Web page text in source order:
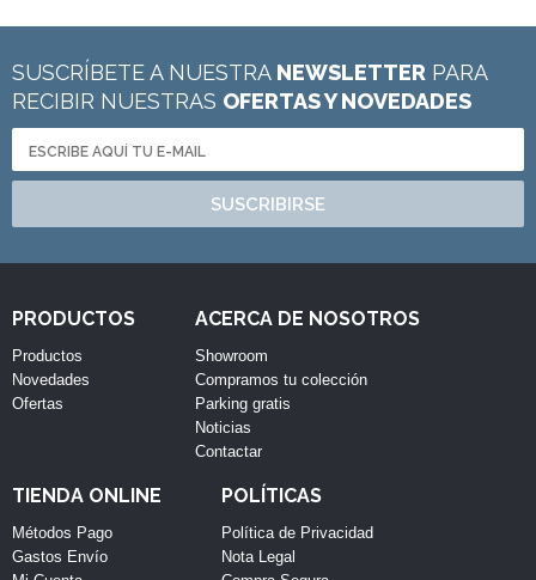
SUSCRÍBETE A NUESTRA NEWSLETTER PARA
RECIBIR NUESTRAS OFERTAS Y NOVEDADES
SUSCRIBIRSE
PRODUCTOS
Productos
Novedades
Ofertas
ACERCA DE NOSOTROS
Showroom
Compramos tu colección
Parking gratis
Noticias
Contactar
TIENDA ONLINE
Métodos Pago
Gastos Envío
POLÍTICAS
Política de Privacidad
Nota Legal